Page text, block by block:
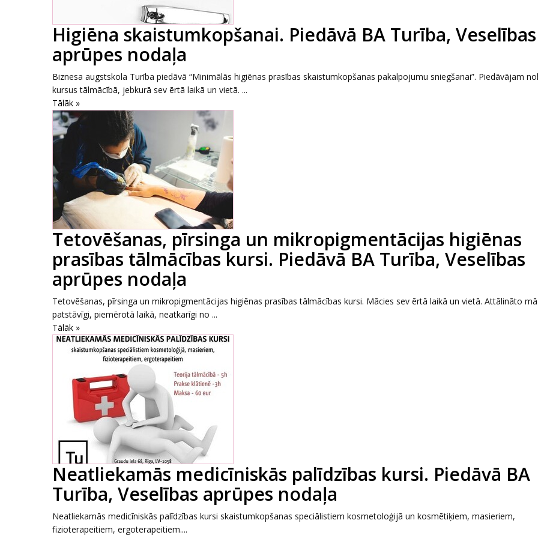
Higiēna skaistumkopšanai. Piedāvā BA Turība, Veselības
aprūpes nodaļa
Biznesa augstskola Turība piedāvā “Minimālās higiēnas prasības skaistumkopšanas pakalpojumu sniegšanai”. Piedāvājam
kursus tālmācībā, jebkurā sev ērtā laikā un vietā. ...
Tālāk »
Tetovēšanas, pīrsinga un mikropigmentācijas higiēnas
prasības tālmācības kursi. Piedāvā BA Turība, Veselības
aprūpes nodaļa
Tetovēšanas, pīrsinga un mikropigmentācijas higiēnas prasības tālmācības kursi. Mācies sev ērtā laikā un vietā. Attālināto
patstāvīgi, piemērotā laikā, neatkarīgi no ...
Tālāk »
Neatliekamās medicīniskās palīdzības kursi. Piedāvā BA
Turība, Veselības aprūpes nodaļa
Neatliekamās medicīniskās palīdzības kursi skaistumkopšanas speciālistiem kosmetoloģijā un kosmētiķiem, masieriem,
fizioterapeitiem, ergoterapeitiem....